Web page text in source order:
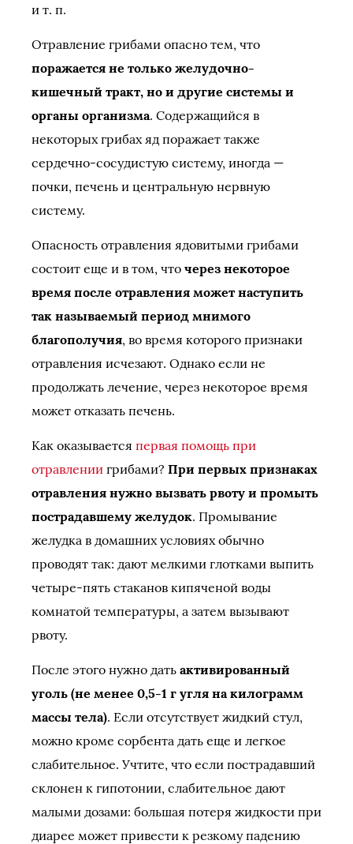
и т. п.
Отравление грибами опасно тем, что
поражается не только желудочно-
кишечный тракт, но и другие системы и
органы организма. Содержащийся в
некоторых грибах яд поражает также
сердечно-сосудистую систему, иногда —
почки, печень и центральную нервную
систему.
Опасность отравления ядовитыми грибами
состоит еще и в том, что через некоторое
время после отравления может наступить
так называемый период мнимого
благополучия, во время которого признаки
отравления исчезают. Однако если не
продолжать лечение, через некоторое время
может отказать печень.
Как оказывается первая помощь при
отравлении грибами? При первых признаках
отравления нужно вызвать рвоту и промыть
пострадавшему желудок. Промывание
желудка в домашних условиях обычно
проводят так: дают мелкими глотками выпить
четыре-пять стаканов кипяченой воды
комнатой температуры, а затем вызывают
рвоту.
После этого нужно дать активированный
уголь (не менее 0,5-1 г угля на килограмм
массы тела). Если отсутствует жидкий стул,
можно кроме сорбента дать еще и легкое
слабительное. Учтите, что если пострадавший
склонен к гипотонии, слабительное дают
малыми дозами: большая потеря жидкости при
диарее может привести к резкому падению